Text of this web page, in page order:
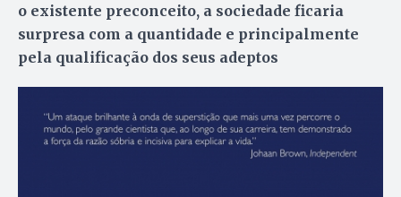
o existente preconceito, a sociedade ficaria
surpresa com a quantidade e principalmente
pela qualificação dos seus adeptos